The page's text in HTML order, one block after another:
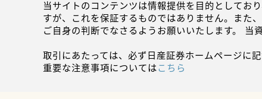
当サイトのコンテンツは情報提供を目的としてお
すが、これを保証するものではありません。また
ご自身の判断でなさるようお願いいたします。 当
取引にあたっては、必ず日産証券ホームページに
重要な注意事項についてはこちら